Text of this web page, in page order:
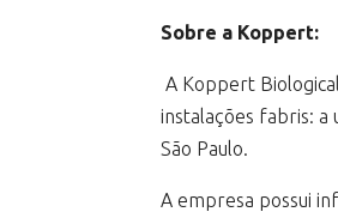
Sobre a Koppert:
A Koppert
instalações fabris: a
São Paulo.
A empresa possui